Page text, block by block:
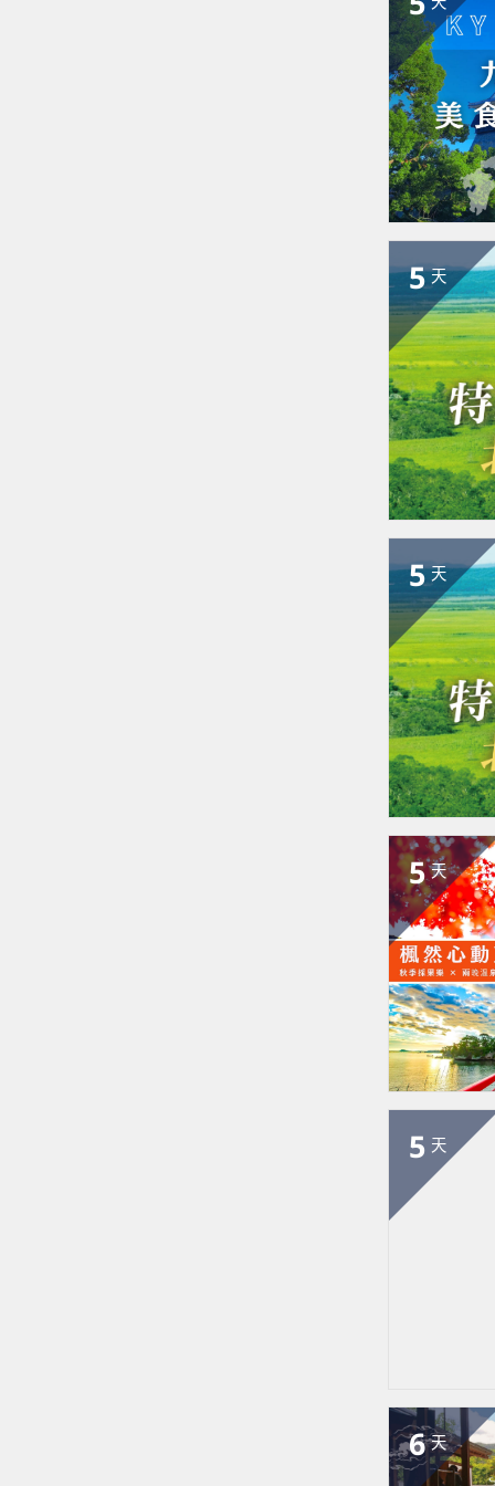
5 天
5 天
5 天
5 天
6 天